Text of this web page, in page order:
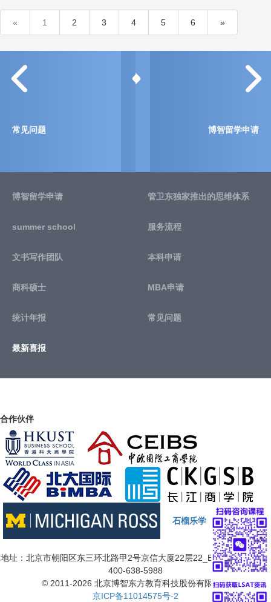
« 1 2 3 4 5 6 »
常见问题 博智留学申请
博智留学申请 管卫东独家推出的思维体系
summer school 服务流程
文书写作团队 本科申请
商科硕士 MBA申请
统计年报 常见问题
最新喜报
合作伙伴
石榴乐学
地址：北京市朝阳区东三环北路甲2号京信大厦22层22_B7三 咨询电话：
400-638-5988
© 2011-2026 北京博智东方教育科技股份有限公司
京ICP备11014575号-2